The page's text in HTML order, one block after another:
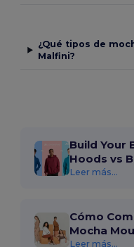
¿Qué tipos de
Malfini?
Build Your
Hoods vs
Leer más...
Cómo
Mocha
Leer más...